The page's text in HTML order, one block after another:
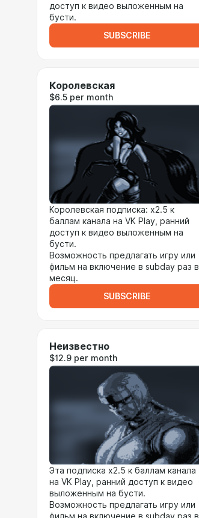
доступ к видео выложенным на
бусти.
SUBSCRIBE
Королевская
$6.5 per month
Королевская подписка: x2.5 к
баллам канала на VK Play, ранний
доступ к видео выложенным на
бусти.
Возможность предлагать игру или
фильм на включение в subday раз в
месяц.
SUBSCRIBE
Неизвестно
$12.9 per month
Эта подписка x2.5 к баллам канала
на VK Play, ранний доступ к видео
выложенным на бусти.
Возможность предлагать игру или